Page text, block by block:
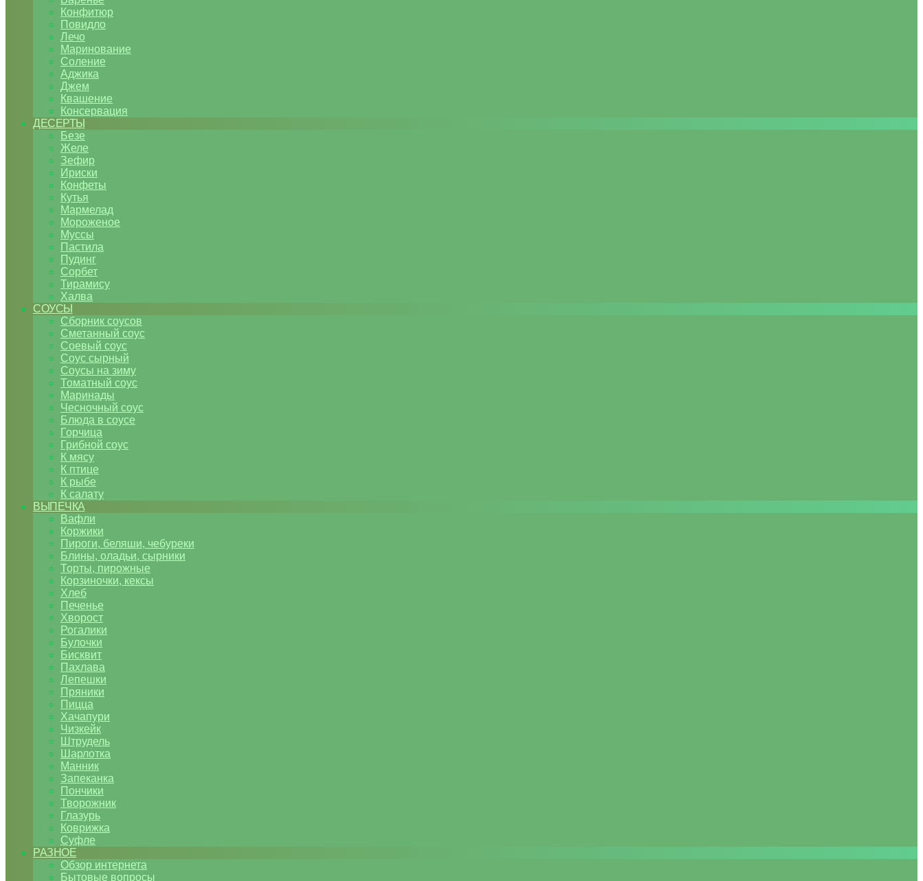
Конфитюр
Повидло
Лечо
Маринование
Соление
Аджика
Джем
Квашение
Консервация
ДЕСЕРТЫ
Безе
Желе
Зефир
Ириски
Конфеты
Кутья
Мармелад
Мороженое
Муссы
Пастила
Пудинг
Сорбет
Тирамису
Халва
СОУСЫ
Сборник соусов
Сметанный соус
Соевый соус
Соус сырный
Соусы на зиму
Томатный соус
Маринады
Чесночный соус
Блюда в соусе
Горчица
Грибной соус
К мясу
К птице
К рыбе
К салату
ВЫПЕЧКА
Вафли
Коржики
Пироги, беляши, чебуреки
Блины, оладьи, сырники
Торты, пирожные
Корзиночки, кексы
Хлеб
Печенье
Хворост
Рогалики
Булочки
Бисквит
Пахлава
Лепешки
Пряники
Пицца
Хачапури
Чизкейк
Штрудель
Шарлотка
Манник
Запеканка
Пончики
Творожник
Глазурь
Коврижка
Суфле
РАЗНОЕ
Обзор интернета
Бытовые вопросы